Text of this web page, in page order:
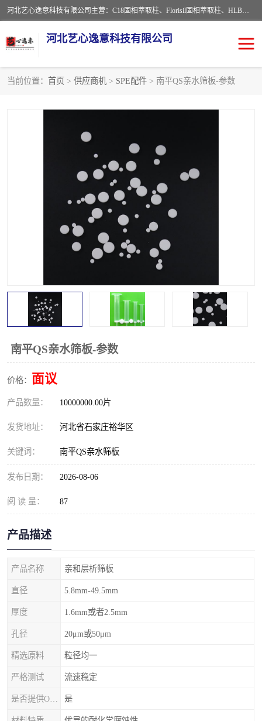
河北艺心逸意科技有限公司主营：C18固相萃取柱、Florisil固相萃取柱、HLB固相萃取柱、MCX固相萃取柱、QuEChERS、固相萃取空柱、针式过滤器 、固相萃取柱、黄曲霉毒素亲和柱。全国咨询热线：18630105913。河北艺心逸意科技有限公司接受来样定做，我们秉承着“顾客至上，锐意进取”的经营理念，坚持客户至上的原则为广大客户提供优质的服务，欢迎广大客户惠顾！免费咨询！
河北艺心逸意科技有限公司
当前位置： 首页 > 供应商机 > SPE配件 > 南平QS亲水筛板-参数
南平QS亲水筛板-参数
价格： 面议
产品数量： 10000000.00片
发货地址： 河北省石家庄裕华区
关键词： 南平QS亲水筛板
发布日期： 2026-08-06
阅 读 量： 87
产品描述
产品名称 亲和层析筛板
直径 5.8mm-49.5mm
厚度 1.6mm或者2.5mm
孔径 20μm或50μm
精选原料 粒径均一
严格测试 流速稳定
是
离子色谱预处理柱
SPE填料
过滤器/滤膜
SPE配件
96孔板